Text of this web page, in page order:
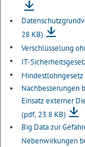
28 KB)
Verschlüsselung
IT-
Nachbesserungen
Einsatz externer
(pdf, 23.8 KB)
Big Data zur
Nebenwirkungen